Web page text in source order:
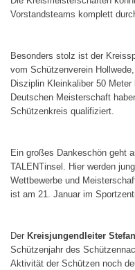
Vorstandsteams komplett
Besonders stolz ist der
vom Schützenverein
Disziplin Kleinkaliber 50
Deutschen Meisterschaft
Schützenkreis qualifiziert.
Ein großes Dankeschön geht
TALENTinsel. Hier werden
Wettbewerbe und
ist am 21. Januar im
Der Kreisjungendleiter
Schützenjahr des
Aktivität der Schützen noch